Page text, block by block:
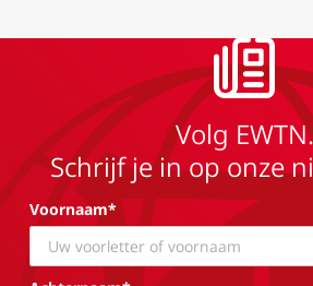
Volg EWTN.
Schrijf je in op onze
Voornaam*